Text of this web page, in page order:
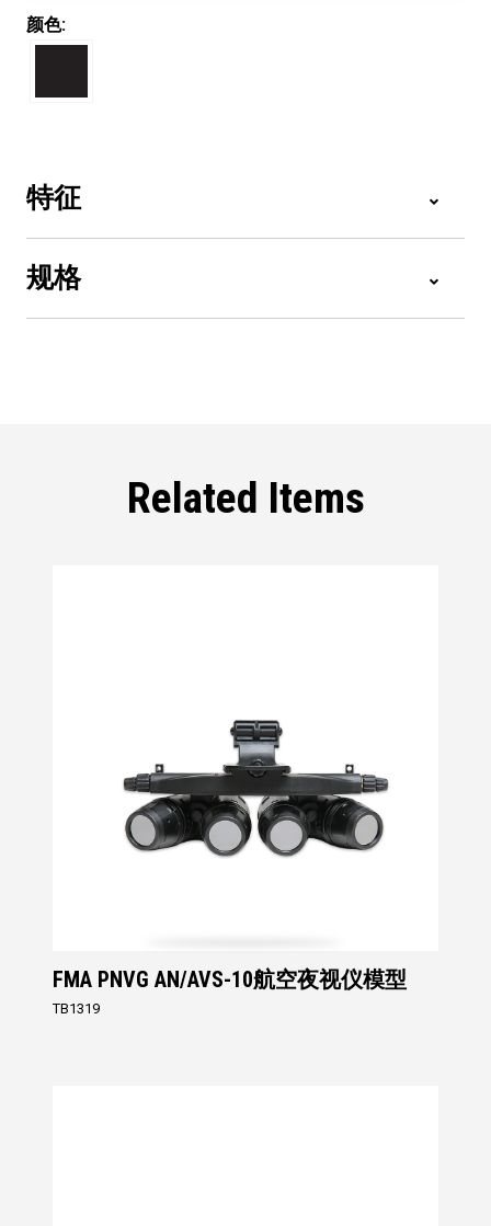
颜色:
特征
规格
Related Items
FMA PNVG AN/AVS-10航空夜视仪模型
TB1319